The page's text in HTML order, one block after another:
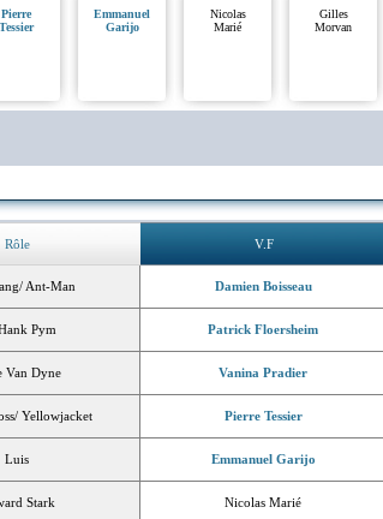
Pierre
Tessier
Emmanuel
Garijo
Nicolas
Marié
Gilles
Morvan
Rôle V.F
Ant-Man Damien Boisseau
Pym Patrick Floersheim
Van Dyne Vanina Pradier
Yellowjacket Pierre Tessier
Luis Emmanuel Garijo
Stark Nicolas Marié